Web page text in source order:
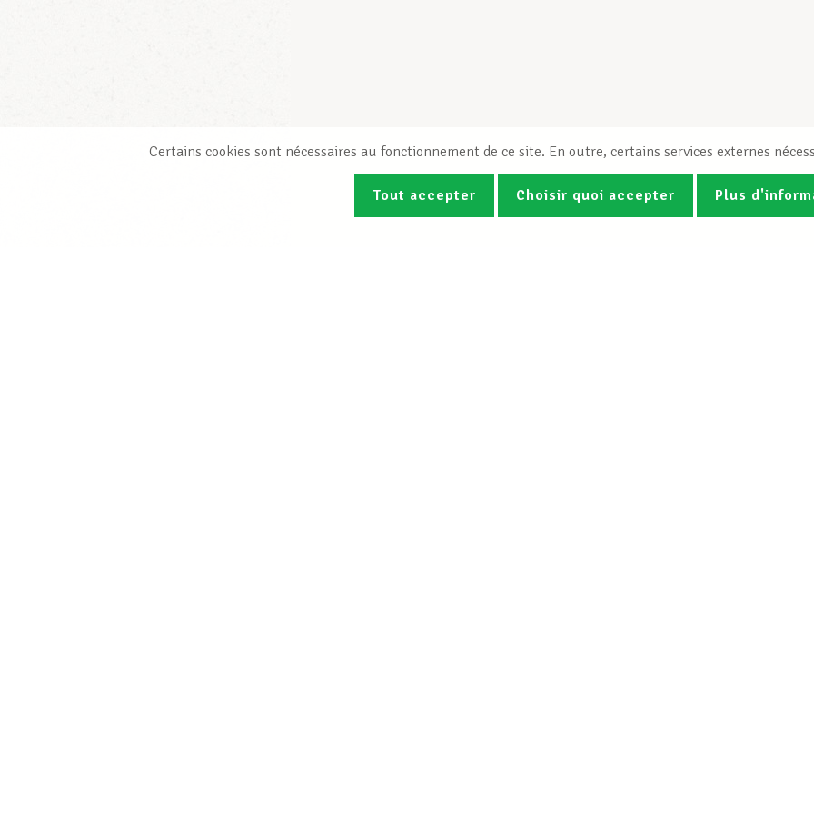
Certains cookies sont nécessaires au fonctionnement de ce site. En outre, certains services externes
Tout accepter Choisir quoi accepter Plus